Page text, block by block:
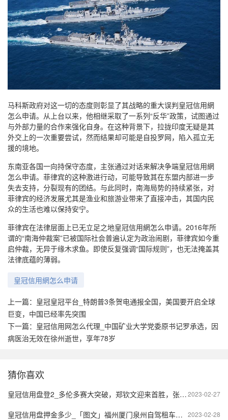
马科斯政府对这一切的态度则彰显了其战略的重大误判皇冠信用網
怎么申请。从上台以来，他相继采取了一系列“反华”政策，试图通过
与外部力量的合作来强化自身。在这种背景下，拉拢印度无疑是其
外交上的一次重要尝试，然而结果却可能是自投罗网，陷入孤立无
援的境地。
东南亚各国一向持保守态度，主张通过对话来解决争端皇冠信用網
怎么申请。菲律宾的这种激进行动，可能导致其在东盟内部进一步
失去支持，分裂现有的团结。与此同时，南海局势的持续紧张，对
菲律宾的经济发展尤其是渔业和旅游业带来了直接冲击，其国内民
众的生活也难以保持安宁。
菲律宾在法律层面上已无立足之地皇冠信用網怎么申请。2016年所
谓的“南海仲裁案”已被国际社会普遍认定为政治闹剧，菲律宾如今重
启仲裁，无异于缘木求鱼。即使反复强调“国际规则”，也无法掩盖其
法律底蕴的薄弱。
皇冠信用網怎么申请
上一篇： 皇冠皇冠平台_特朗普3条贺电通报全国，美国要开启全球
巨变，中国已经率先突围
下一篇： 皇冠信用网怎么代理_中国矿业大学党委原书记罗承选，因
病医治无效在徐州逝世，享年78岁
猜你喜欢
2023-02-27
皇冠信用盘登2_多伦多赛大突破，郑钦文迎来首胜，张帅仅丢4局晋级第二轮
2023-02-28
皇冠信用盘押金多少_「图文」福州厦门泉州自驾租车公司费用、价格需要多少钱一天